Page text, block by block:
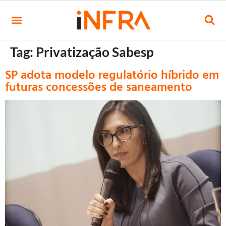
Tag: Privatização Sabesp
SP adota modelo regulatório híbrido em
futuras concessões de saneamento